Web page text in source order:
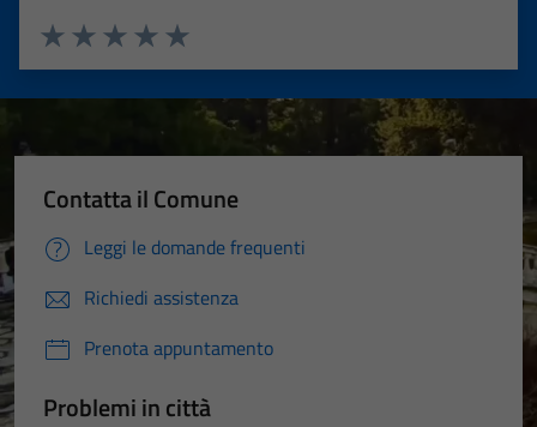
Valuta 5 stelle su 5
Valuta 4 stelle su 5
Valuta 3 stelle su 5
Valuta 2 stelle su 5
Valuta 1 stelle su 5
Contatta il Comune
Leggi le domande frequenti
Richiedi assistenza
Prenota appuntamento
Problemi in città